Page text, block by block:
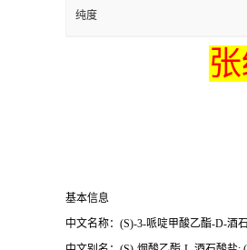
纯度
基本信息
中文名称：(S)-3-哌啶甲酸乙酯-D-酒